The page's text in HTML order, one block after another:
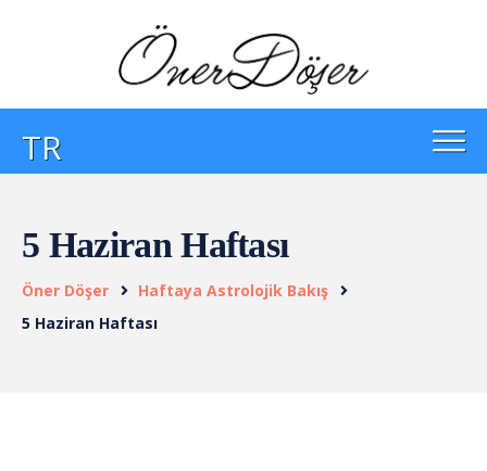
TR
5 Haziran Haftası
Öner Döşer
Haftaya Astrolojik Bakış
5 Haziran Haftası